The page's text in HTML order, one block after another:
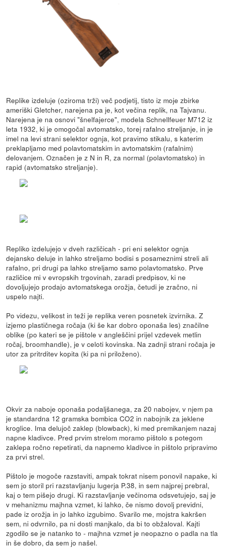
Replike izdeluje (oziroma trži) več podjetij, tisto iz moje zbirke
ameriški Gletcher, narejena pa je, kot večina replik, na Tajvanu.
Narejena je na osnovi "šnelfajerce", modela Schnellfeuer M712 iz
leta 1932, ki je omogočal avtomatsko, torej rafalno streljanje, in je
imel na levi strani selektor ognja, kot pravimo stikalu, s katerim
preklapljamo med polavtomatskim in avtomatskim (rafalnim)
delovanjem. Označen je z N in R, za normal (polavtomatsko) in
rapid (avtomatsko streljanje).
Repliko izdelujejo v dveh različicah - pri eni selektor ognja
dejansko deluje in lahko streljamo bodisi s posameznimi streli ali
rafalno, pri drugi pa lahko streljamo samo polavtomatsko. Prve
različice mi v evropskih trgovinah, zaradi predpisov, ki ne
dovoljujejo prodajo avtomatskega orožja, četudi je zračno, ni
uspelo najti.
Po videzu, velikost in teži je replika veren posnetek izvirnika. Z
izjemo plastičnega ročaja (ki še kar dobro oponaša les) značilne
oblike (po kateri se je pištole v angleščini prijel vzdevek metlin
ročaj, broomhandle), je v celoti kovinska. Na zadnji strani ročaja je
utor za pritrditev kopita (ki pa ni priloženo).
Okvir za naboje oponaša podaljšanega, za 20 nabojev, v njem pa
je standardna 12 gramska bombica CO2 in nabojnik za jeklene
kroglice. Ima delujoč zaklep (blowback), ki med premikanjem nazaj
napne kladivce. Pred prvim strelom moramo pištolo s potegom
zaklepa ročno repetirati, da napnemo kladivce in pištolo pripravimo
za prvi strel.
Pištolo je mogoče razstaviti, ampak tokrat nisem ponovil napake, ki
sem jo storil pri razstavljanju lugerja P.38, in sem najprej prebral,
kaj o tem pišejo drugi. Ki razstavljanje večinoma odsvetujejo, saj je
v mehanizmu majhna vzmet, ki lahko, če nismo dovolj previdni,
pade iz orožja in jo lahko izgubimo. Svarilo me, mojstra kakršen
sem, ni odvrnilo, pa ni dosti manjkalo, da bi to obžaloval. Kajti
zgodilo se je natanko to - majhna vzmet je neopazno o padla na tla
in še dobro, da sem jo našel.